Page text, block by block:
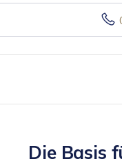
Die Basis